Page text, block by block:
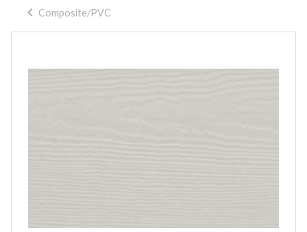
Composite/PVC